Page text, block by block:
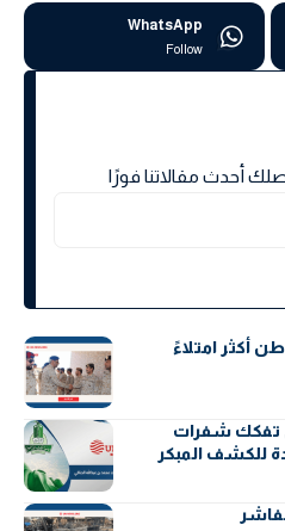
WhatsApp
Follow
أحدث مقالاتنا فورًا
أكثر امتلاءً
تفكك شفرات
للكشف المبكر